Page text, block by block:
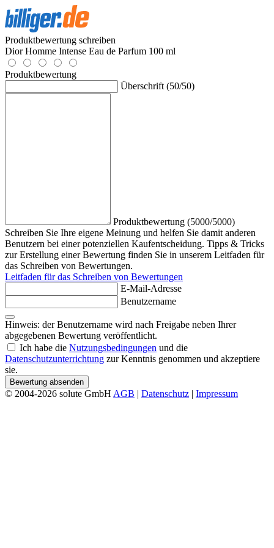
Produktbewertung schreiben
Dior Homme Intense Eau de Parfum 100 ml
Produktbewertung
Überschrift (50/50)
Produktbewertung (5000/5000)
Schreiben Sie Ihre eigene Meinung und helfen Sie damit anderen
Benutzern bei einer potenziellen Kaufentscheidung. Tipps & Tricks
zur Erstellung einer Bewertung finden Sie in unserem Leitfaden für
das Schreiben von Bewertungen.
Leitfaden für das Schreiben von Bewertungen
E-Mail-Adresse
Benutzername
Hinweis: der Benutzername wird nach Freigabe neben Ihrer
abgegebenen Bewertung veröffentlicht.
Ich habe die Nutzungsbedingungen und die
Datenschutzunterrichtung zur Kenntnis genommen und akzeptiere
sie.
Bewertung absenden
© 2004-2026 solute GmbH AGB | Datenschutz | Impressum